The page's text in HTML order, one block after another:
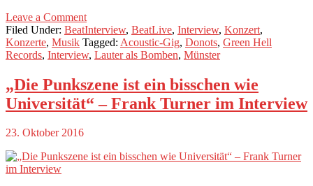
Leave a Comment
Filed Under: BeatInterview, BeatLive, Interview, Konzert,
Konzerte, Musik Tagged: Acoustic-Gig, Donots, Green Hell
Records, Interview, Lauter als Bomben, Münster
„Die Punkszene ist ein bisschen wie
Universität“ – Frank Turner im Interview
23. Oktober 2016